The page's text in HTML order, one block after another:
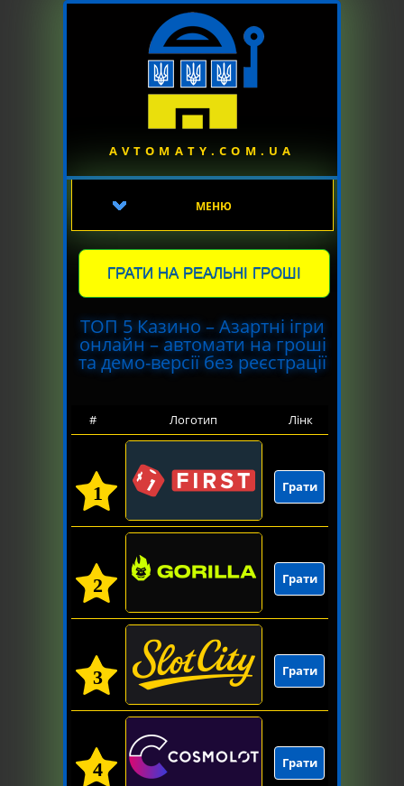
AVTOMATY.COM.UA
МЕНЮ
ГРАТИ НА РЕАЛЬНІ ГРОШІ
ТОП 5 Казино – Азартні ігри
онлайн – автомати на гроші
та демо-версії без реєстрації
# Логотип Лінк
1 Грати
2 Грати
3 Грати
4 Грати